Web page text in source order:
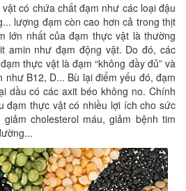
có chứa chất đạm như các loại đậu
lượng đạm còn cao hơn cả trong thịt
lớn nhất của đạm thực vật là thường
amin như đạm động vật. Do đó, các
thực vật là đạm “không đầy đủ” và
như B12, D... Bù lại điểm yếu đó, đạm
dầu có các axit béo không no. Chính
đạm thực vật có nhiều lợi ích cho sức
cholesterol máu, giảm bệnh tim